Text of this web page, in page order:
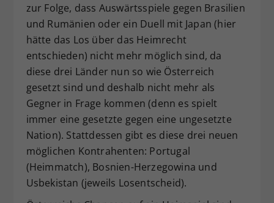
zur Folge, dass Auswärtsspiele gegen Brasilien
und Rumänien oder ein Duell mit Japan (hier
hätte das Los über das Heimrecht
entschieden) nicht mehr möglich sind, da
diese drei Länder nun so wie Österreich
gesetzt sind und deshalb nicht mehr als
Gegner in Frage kommen (denn es spielt
immer eine gesetzte gegen eine ungesetzte
Nation). Stattdessen gibt es diese drei neuen
möglichen Kontrahenten: Portugal
(Heimmatch), Bosnien-Herzegowina und
Usbekistan (jeweils Losentscheid).